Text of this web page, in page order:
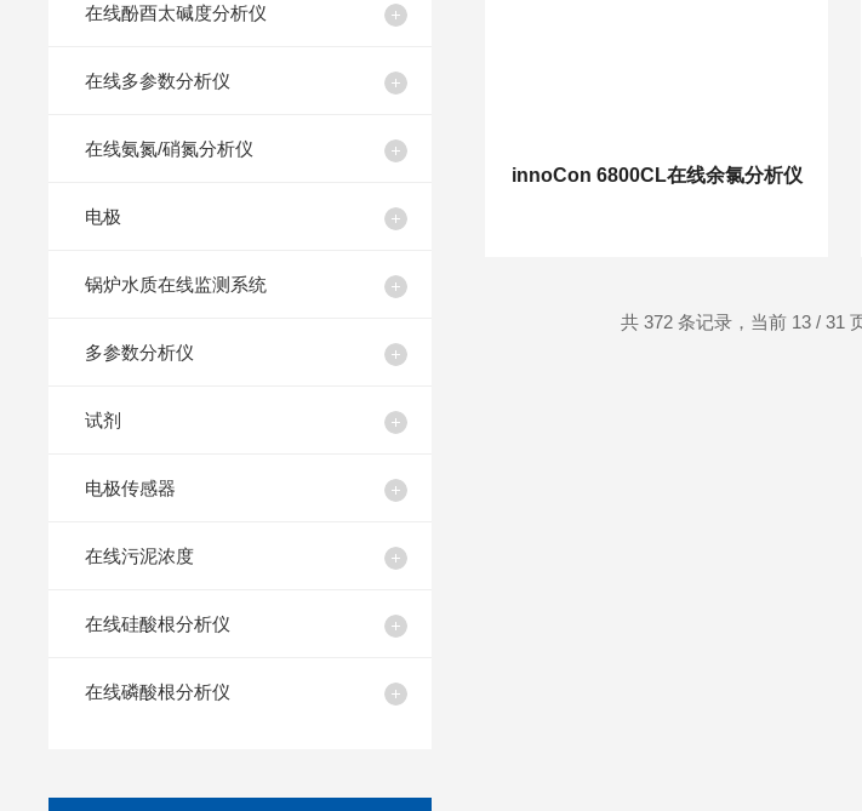
在线酚酉太碱度分析仪
在线多参数分析仪
在线氨氮/硝氮分析仪
电极
锅炉水质在线监测系统
多参数分析仪
试剂
电极传感器
在线污泥浓度
在线硅酸根分析仪
在线磷酸根分析仪
innoCon 6800CL在线余氯分析仪
共 372 条记录，当前 13 / 31